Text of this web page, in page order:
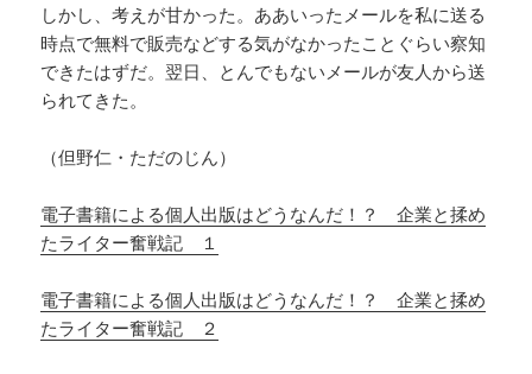
しかし、考えが甘かった。ああいったメールを私に送る
時点で無料で販売などする気がなかったことぐらい察知
できたはずだ。翌日、とんでもないメールが友人から送
られてきた。
（但野仁・ただのじん）
電子書籍による個人出版はどうなんだ！？ 企業と揉め
たライター奮戦記 １
電子書籍による個人出版はどうなんだ！？ 企業と揉め
たライター奮戦記 ２